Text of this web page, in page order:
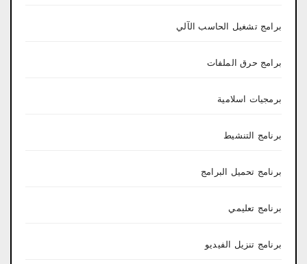
برامج تشغيل الحاسب الآلي
برامج حرق الملفات
برمجيات اسلامية
برنامج التنشيط
برنامج تحميل البرامج
برنامج تعليمي
برنامج تنزيل الفيديو